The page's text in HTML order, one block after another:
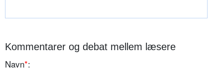
Kommentarer og debat mellem læsere
Navn*: